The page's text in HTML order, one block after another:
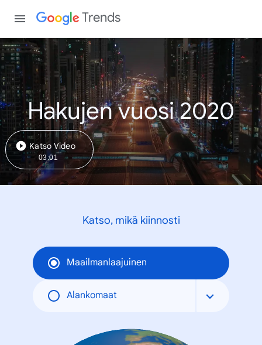
Trends
Hakujen vuosi 2020
Katso Video
03:01
Katso, mikä kiinnosti
Maailmanlaajuinen
Alankomaat